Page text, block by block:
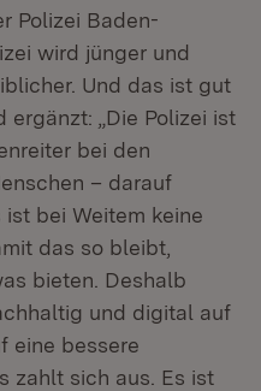
Polizei Baden-
wird jünger und
Und das ist gut
ergänzt: „Die Polizei ist
bei den
– darauf
bei Weitem keine
das so bleibt,
bieten. Deshalb
und digital auf
eine bessere
zahlt sich aus. Es ist